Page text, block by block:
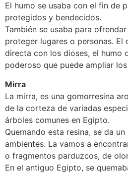
El humo se usaba con el fin de
protegidos y bendecidos.
También se usaba para
proteger lugares o personas. El
directa con los dioses, el humo
poderoso que puede ampliar
Mirra
La mirra, es una gomorresina
de la corteza de variadas
árboles comunes en Egipto.
Quemando esta resina, se da
ambientes. La vamos a
o fragmentos parduzcos, de
En el antiguo Egipto, se